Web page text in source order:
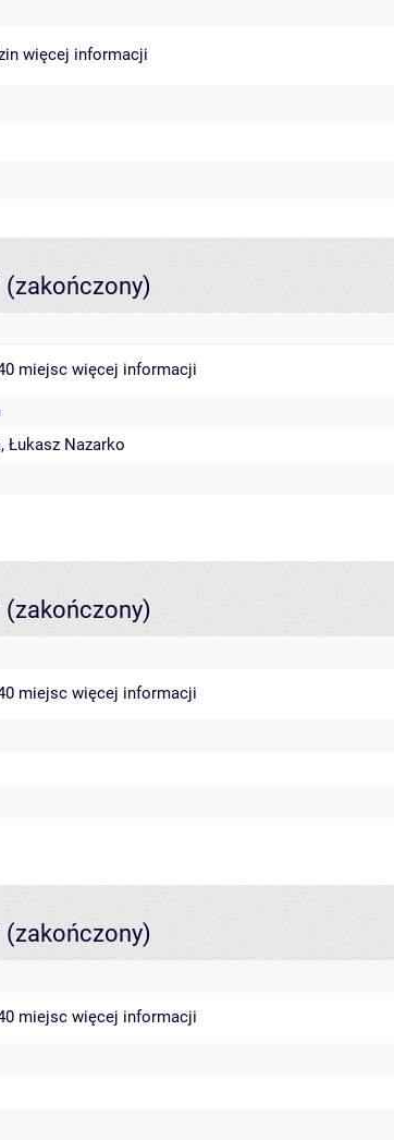
więcej informacji
(zakończony)
miejsc więcej informacji
, Łukasz Nazarko
(zakończony)
miejsc więcej informacji
(zakończony)
miejsc więcej informacji